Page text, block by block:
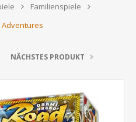
Familienspiele
Adventures
NÄCHSTES PRODUKT